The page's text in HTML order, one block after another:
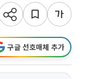
구글 선호매체 추가